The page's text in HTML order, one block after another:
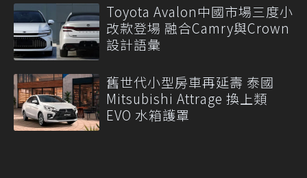
Toyota Avalon中國市場三度小
改款登場 融合Camry與Crown
設計語彙
舊世代小型房車再延壽 泰國
Mitsubishi Attrage 換上類
EVO 水箱護罩